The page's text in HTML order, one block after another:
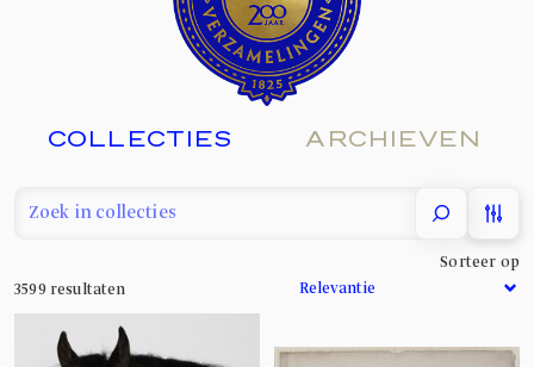
COLLECTIES ARCHIEVEN
filter
3599 resultaten
Sorteer op